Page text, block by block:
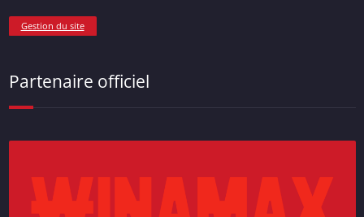
Gestion du site
Partenaire officiel